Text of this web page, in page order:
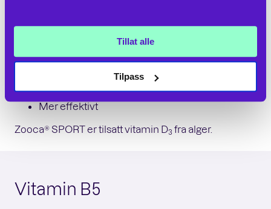
Tillat alle
Tilpass
Vitamin D (kolekalsiferol) er generelt anerkjent som
den beste formen av vitamin D for mennesker. Dette
skyldes flere grunner:
Biologisk aktivitet
Varighet i kroppen
Mer effektivt
Zooca® SPORT er tilsatt vitamin D3 fra alger.
Vitamin B5